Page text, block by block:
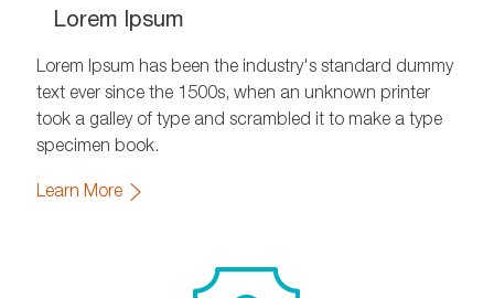
Lorem Ipsum
Lorem Ipsum has been the industry's standard dummy
text ever since the 1500s, when an unknown printer
took a galley of type and scrambled it to make a type
specimen book.
Learn More